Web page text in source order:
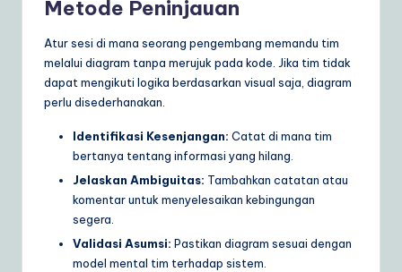
Metode Peninjauan
Atur sesi di mana seorang pengembang memandu tim
melalui diagram tanpa merujuk pada kode. Jika tim tidak
dapat mengikuti logika berdasarkan visual saja, diagram
perlu disederhanakan.
Identifikasi Kesenjangan: Catat di mana tim
bertanya tentang informasi yang hilang.
Jelaskan Ambiguitas: Tambahkan catatan atau
komentar untuk menyelesaikan kebingungan
segera.
Validasi Asumsi: Pastikan diagram sesuai dengan
model mental tim terhadap sistem.